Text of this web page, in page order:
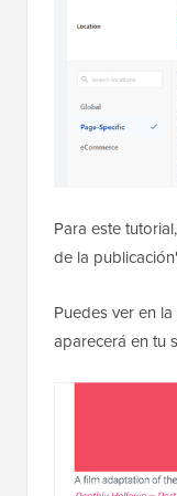
Para este
de la
Puedes ver en
aparecerá en tu